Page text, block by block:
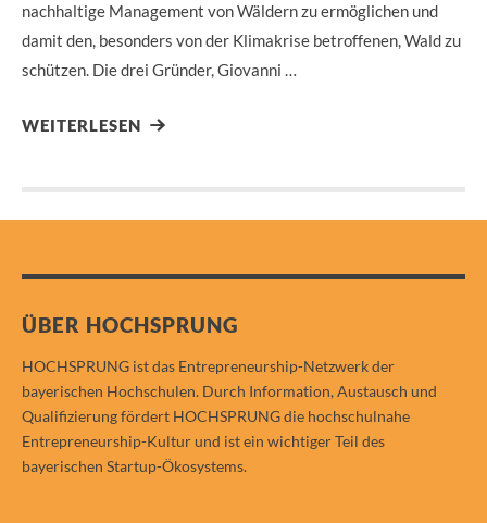
nachhaltige Management von Wäldern zu ermöglichen und
damit den, besonders von der Klimakrise betroffenen, Wald zu
schützen. Die drei Gründer, Giovanni …
WEITERLESEN
ÜBER HOCHSPRUNG
HOCHSPRUNG ist das Entrepreneurship-Netzwerk der
bayerischen Hochschulen. Durch Information, Austausch und
Qualifizierung fördert HOCHSPRUNG die hochschulnahe
Entrepreneurship-Kultur und ist ein wichtiger Teil des
bayerischen Startup-Ökosystems.